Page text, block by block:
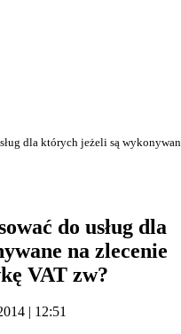
dla których jeżeli są
do usług dla
na zlecenie
VAT zw?
| 12:51